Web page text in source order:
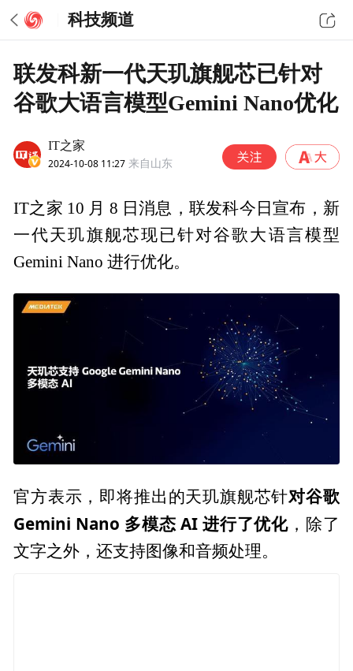
科技频道
联发科新一代天玑旗舰芯已针对
谷歌大语言模型Gemini Nano优化
IT之家
2024-10-08 11:27 来自山东
IT之家 10 月 8 日消息，联发科今日宣布，新
一代天玑旗舰芯现已针对谷歌大语言模型
Gemini Nano 进行优化。
官方表示，即将推出的天玑旗舰芯针对谷歌
Gemini Nano 多模态 AI 进行了优化 ，除了
文字之外，还支持图像和音频处理。